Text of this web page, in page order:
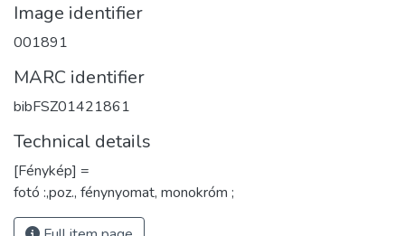
Image identifier
001891
MARC identifier
bibFSZ01421861
Technical details
[Fénykép] =
fotó :,poz., fénynyomat, monokróm ;